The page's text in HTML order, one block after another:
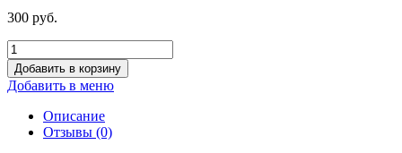
300 руб.
Добавить в корзину
Добавить в меню
Описание
Отзывы (0)